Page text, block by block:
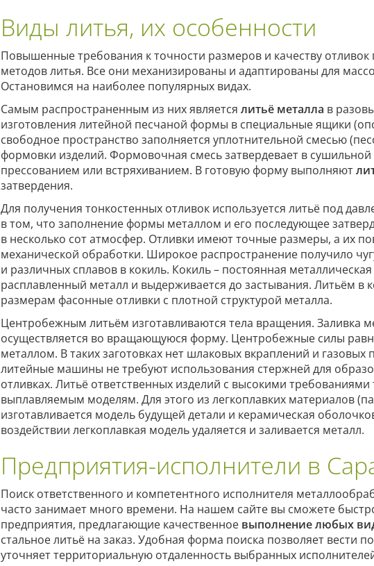
Виды литья, их особенности
Повышенные требования к точности размеров и качеству
методов литья. Все они механизированы и адаптированы для
Остановимся на наиболее популярных видах.
Самым распространенным из них является литьё металла в
изготовления литейной песчаной формы в специальные ящики
свободное пространство заполняется уплотнительной смесью
формовки изделий. Формовочная смесь затвердевает в
прессованием или встряхиванием. В готовую форму выполняют
затвердения.
Для получения тонкостенных отливок используется литьё под
в том, что заполнение формы металлом и его последующее
в несколько сот атмосфер. Отливки имеют точные размеры, а их
механической обработки. Широкое распространение получило
и различных сплавов в кокиль. Кокиль – постоянная
расплавленный металл и выдерживается до застывания. Литьём в
размерам фасонные отливки с плотной структурой металла.
Центробежным литьём изготавливаются тела вращения. Заливка
осуществляется во вращающуюся форму. Центробежные силы
металлом. В таких заготовках нет шлаковых вкраплений и
литейные машины не требуют использования стержней для
отливках. Литьё ответственных изделий с высокими
выплавляемым моделям. Для этого из легкоплавких материалов
изготавливается модель будущей детали и керамическая
воздействии легкоплавкая модель удаляется и заливается металл.
Предприятия-исполнители в
Поиск ответственного и компетентного исполнителя
часто занимает много времени. На нашем сайте вы сможете
предприятия, предлагающие качественное выполнение любых
стальное литьё на заказ. Удобная форма поиска позволяет вести
уточняет территориальную отдаленность выбранных